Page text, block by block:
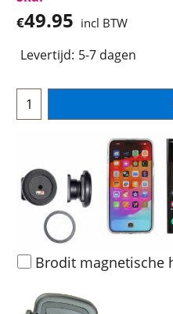
€49.95 incl BTW
Levertijd: 5-7 dagen
Brodit magnetische